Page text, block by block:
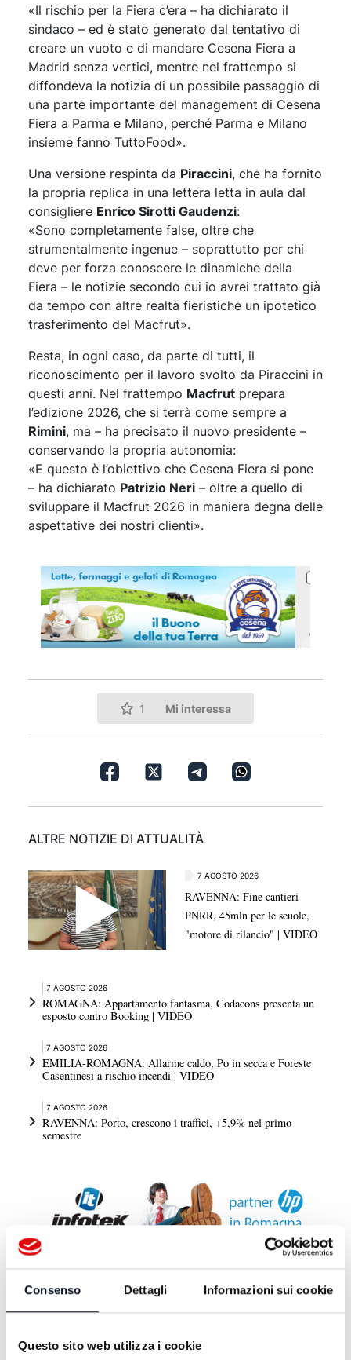
Consenso Dettagli Informazioni sui cookie
Questo sito web utilizza i cookie
«Il rischio per la Fiera c’era – ha dichiarato il
sindaco – ed è stato generato dal tentativo di
creare un vuoto e di mandare Cesena Fiera a
Madrid senza vertici, mentre nel frattempo si
diffondeva la notizia di un possibile passaggio di
una parte importante del management di Cesena
Fiera a Parma e Milano, perché Parma e Milano
insieme fanno TuttoFood».
Una versione respinta da Piraccini, che ha fornito
la propria replica in una lettera letta in aula dal
consigliere Enrico Sirotti Gaudenzi:
«Sono completamente false, oltre che
strumentalmente ingenue – soprattutto per chi
deve per forza conoscere le dinamiche della
Fiera – le notizie secondo cui io avrei trattato già
da tempo con altre realtà fieristiche un ipotetico
trasferimento del Macfrut».
Resta, in ogni caso, da parte di tutti, il
riconoscimento per il lavoro svolto da Piraccini in
questi anni. Nel frattempo Macfrut prepara
l’edizione 2026, che si terrà come sempre a
Rimini, ma – ha precisato il nuovo presidente –
conservando la propria autonomia:
«E questo è l’obiettivo che Cesena Fiera si pone
– ha dichiarato Patrizio Neri – oltre a quello di
sviluppare il Macfrut 2026 in maniera degna delle
aspettative dei nostri clienti».
1 Mi interessa
ALTRE NOTIZIE DI ATTUALITÀ
7 AGOSTO 2026
RAVENNA: Fine cantieri
PNRR, 45mln per le scuole,
"motore di rilancio" | VIDEO
7 AGOSTO 2026
ROMAGNA: Appartamento fantasma, Codacons presenta un
esposto contro Booking | VIDEO
7 AGOSTO 2026
EMILIA-ROMAGNA: Allarme caldo, Po in secca e Foreste
Casentinesi a rischio incendi | VIDEO
7 AGOSTO 2026
RAVENNA: Porto, crescono i traffici, +5,9% nel primo
semestre